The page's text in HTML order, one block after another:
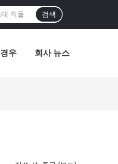
검색
경우 회사 뉴스